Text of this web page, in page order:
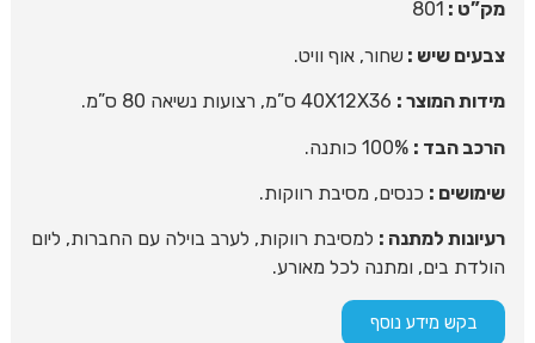
מק”ט : 801
צבעים שיש : שחור, אוף וויט.
מידות המוצר :
הרכב הבד :
שימושים : כנסים, מסיבת רווקות.
רעיונות למתנה : למסיבת רווקות, לערב בוילה עם החברות, ליום
הולדת בים, ומתנה לכל מאורע.
בקש מידע נוסף